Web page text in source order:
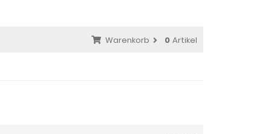
Warenkorb 0 Artikel